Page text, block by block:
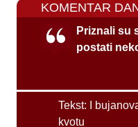
KOMENTAR
Priznali su
postati
Tekst:
I
kvotu